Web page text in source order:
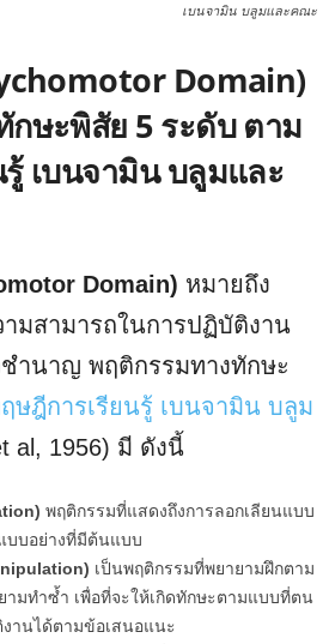
เบนจามิน บลูมและคณะ
Domain)
ษะพิสัย 5 ระดับ ตาม
เบนจามิน บลูมและ
Domain) หมายถึง
มสามารถในการปฏิบัติงาน
ำนาญ พฤติกรรมทางทักษะ
ษฎีการเรียนรู้ เบนจามิน บลูม
al, 1956) มี ดังนี้
พฤติกรรมที่แสดงถึงการลอกเลียนแบบ
บบอย่างที่มีต้นแบบ
เป็นพฤติกรรมที่พยายามฝึกตาม
มทำซ้ำ เพื่อที่จะให้เกิดทักษะตามแบบที่ตน
านได้ตามข้อเสนอแนะ